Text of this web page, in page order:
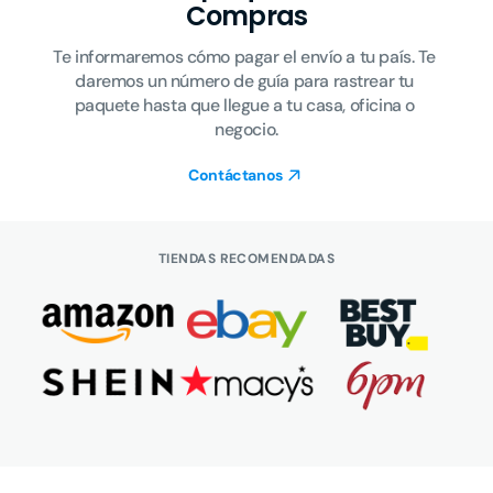
Compras
Te informaremos cómo pagar el envío a tu país. Te
daremos un número de guía para rastrear tu
paquete hasta que llegue a tu casa, oficina o
negocio.
Contáctanos
TIENDAS RECOMENDADAS